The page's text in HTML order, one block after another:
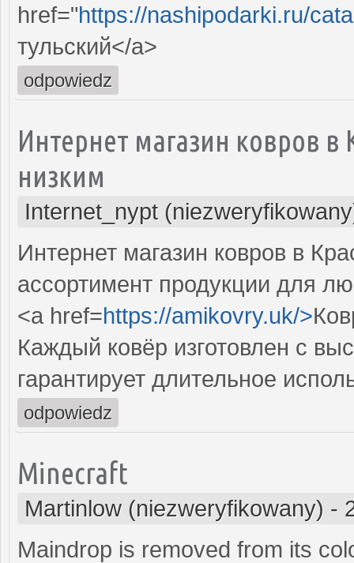
href="https://nashipodarki.ru/
тульский</a>
odpowiedz
Интернет магазин ковров
низким
Internet_nypt
Интернет магазин ковров в
ассортимент продукции для
<a href=https://amikovry.uk/>
Каждый ковёр изготовлен с
гарантирует длительное
odpowiedz
Minecraft
Martinlow (niezweryfikowany) -
Maindrop is removed from its